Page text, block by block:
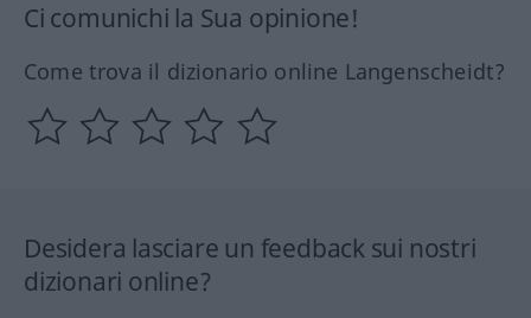
Ci comunichi la Sua opinione!
Come trova il dizionario online Langenscheidt?
Desidera lasciare un feedback sui nostri
dizionari online?